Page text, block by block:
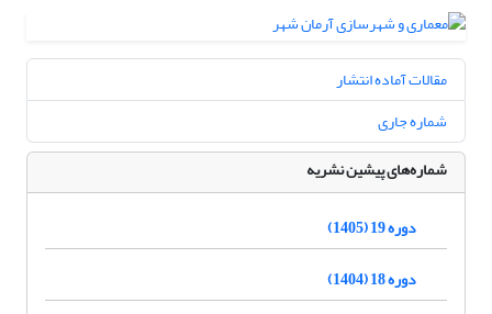
مقالات آماده انتشار
شماره جاری
شماره‌های پیشین نشریه
دوره 19 (1405)
دوره 18 (1404)